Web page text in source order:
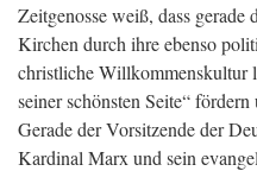
Zeitgenosse weiß, dass gerade
Kirchen durch ihre ebenso
christliche Willkommenskultur
seiner schönsten Seite“
Gerade der Vorsitzende der
Kardinal Marx und sein